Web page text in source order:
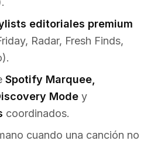
editoriales premium
Radar, Fresh Finds,
Spotify Marquee,
Mode y
coordinados.
cuando una canción no